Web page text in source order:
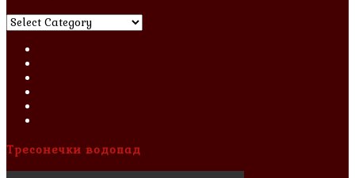
Категории
Тресонечки водопад